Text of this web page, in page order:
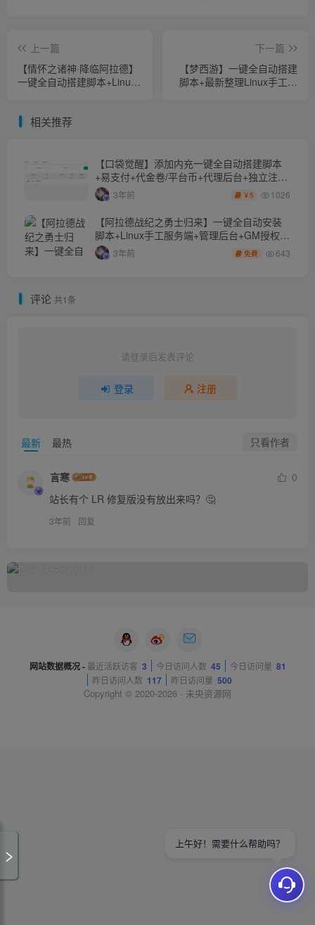
上一篇
【情怀之诸神·降临阿拉德】
一键全自动搭建脚本+Linux
台+安卓苹果双端+详细搭建
下一篇
【梦西游】一键全自动搭建
脚本+最新整理Linux手工服
相关推荐
【口袋觉醒】添加内充一键全自动搭建脚本
+易支付+代金卷/平台币+代理后台+独立注册
链接3年前 ￥5 1026
【阿拉德战纪之勇士归来】一键全自动安装
脚本+Linux手工服务端+管理后台+GM授权后
台+安卓苹果双端+详细搭建教程
3年前 免费 643
评论 共1条
请登录后发表评论
登录 注册
最新 最热 只看作者
言寒
0
站长有个 LR 修复版没有放出来吗？🤔
3年前 回复
网站数据概况 - 最近活跃访客 3 今日访问人数 45 今日访问量 81
昨日访问人数 117 昨日访问量 500
Copyright © 2020-2026 · 未央资源网
上午好！需要什么帮助吗？